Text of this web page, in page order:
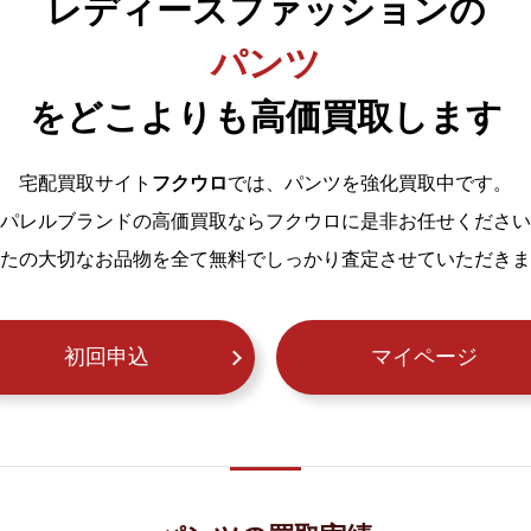
レディースファッションの
パンツ
をどこよりも高価買取します
宅配買取サイト フクウロでは、パンツを強化買取中です。
レルブランドの高価買取ならフクウロに是非お任せくださ
の大切なお品物を全て無料でしっかり査定させていただき
初回申込 マイページ